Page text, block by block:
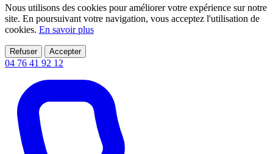
Nous utilisons des cookies pour améliorer votre expérience sur notre
site. En poursuivant votre navigation, vous acceptez l'utilisation de
cookies. En savoir plus
Refuser Accepter
04 76 41 92 12